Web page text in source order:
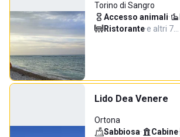
Torino di Sangro
Accesso animali·
Ristorante·e altri 7…
Lido Dea Venere
Ortona
Sabbiosa· Cabine·